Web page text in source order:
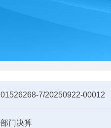
01526268-7/20250922-00012
部门决算